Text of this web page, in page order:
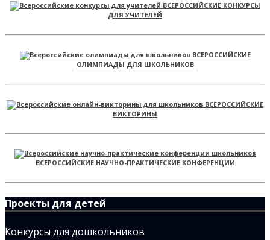
ВСЕРОССИЙСКИЕ КОНКУРСЫ
ДЛЯ УЧИТЕЛЕЙ
ВСЕРОССИЙСКИЕ
ОЛИМПИАДЫ ДЛЯ ШКОЛЬНИКОВ
ВСЕРОССИЙСКИЕ
ВИКТОРИНЫ
ВСЕРОССИЙСКИЕ НАУЧНО-ПРАКТИЧЕСКИЕ КОНФЕРЕНЦИИ
Проекты для детей
Конкурсы для дошкольников